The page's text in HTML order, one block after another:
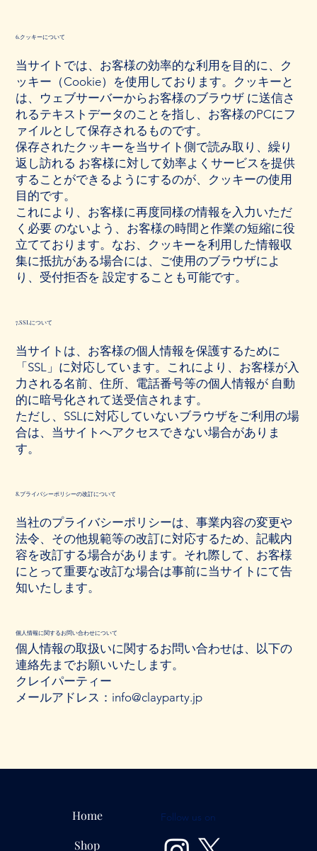
6.クッキーについて
当サイトでは、お客様の効率的な利用を目的に、ク
ッキー（Cookie）を使用しております。クッキーと
は、ウェブサーバーからお客様のブラウザ に送信さ
れるテキストデータのことを指し、お客様のPCにフ
ァイルとして保存されるものです。
保存されたクッキーを当サイト側で読み取り、繰り
返し訪れる お客様に対して効率よくサービスを提供
することができるようにするのが、クッキーの使用
目的です。
これにより、お客様に再度同様の情報を入力いただ
く必要 のないよう、お客様の時間と作業の短縮に役
立てております。なお、クッキーを利用した情報収
集に抵抗がある場合には、ご使用のブラウザによ
り、受付拒否を 設定することも可能です。
7.SSLについて
当サイトは、お客様の個人情報を保護するために
「SSL」に対応しています。これにより、お客様が入
力される名前、住所、電話番号等の個人情報が 自動
的に暗号化されて送受信されます。
ただし、SSLに対応していないブラウザをご利用の場
合は、当サイトへアクセスできない場合がありま
す。
8.プライバシーポリシーの改訂について
当社のプライバシーポリシーは、事業内容の変更や
法令、その他規範等の改訂に対応するため、記載内
容を改訂する場合があります。それ際して、お客様
にとって重要な改訂な場合は事前に当サイトにて告
知いたします。
個人情報に関するお問い合わせについて
個人情報の取扱いに関するお問い合わせは、以下の
連絡先までお願いいたします。
クレイパーティー
メールアドレス：info@clayparty.jp
Home
Shop
Follow us on